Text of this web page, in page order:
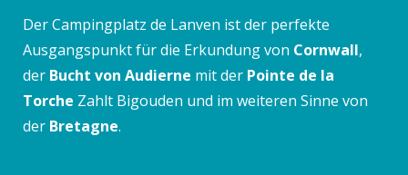
Der Campingplatz de Lanven ist der perfekte
Ausgangspunkt für die Erkundung von Cornwall,
der Bucht von Audierne mit der Pointe de la
Torche Zahlt Bigouden und im weiteren Sinne von
der Bretagne.